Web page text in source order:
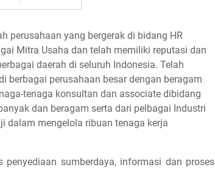
perusahaan yang bergerak di bidang HR
Mitra Usaha dan telah memiliki reputasi dan
daerah di seluruh Indonesia. Telah
berbagai perusahaan besar dengan beragam
tenaga konsultan dan associate dibidang
dan beragam serta dari pelbagai Industri
dalam mengelola ribuan tenaga kerja
penyediaan sumberdaya, informasi dan proses